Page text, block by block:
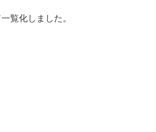
覧化しました。